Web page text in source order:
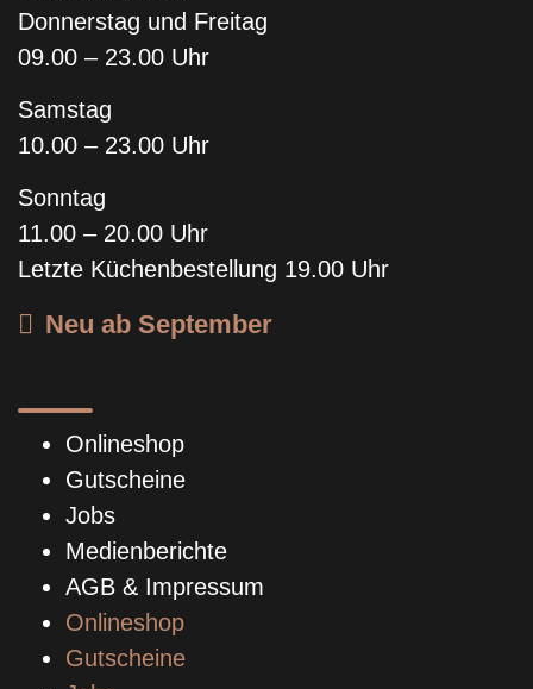
Donnerstag und Freitag
09.00 – 23.00 Uhr
Samstag
10.00 – 23.00 Uhr
Sonntag
11.00 – 20.00 Uhr
Letzte Küchenbestellung 19.00 Uhr
Neu ab September
Onlineshop
Gutscheine
Jobs
Medienberichte
AGB & Impressum
Onlineshop
Gutscheine